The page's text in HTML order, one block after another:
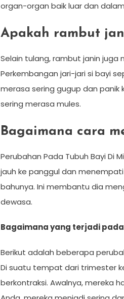
organ-organ baik luar dan
Apakah rambut
Selain tulang, rambut janin juga
Perkembangan jari-jari si bayi
merasa sering gugup dan panik
sering merasa mules.
Bagaimana cara
Perubahan Pada Tubuh Bayi Di
jauh ke panggul dan
bahunya. Ini membantu dia
dewasa.
Bagaimana yang terjadi
Berikut adalah beberapa
Di suatu tempat dari trimester
berkontraksi. Awalnya, mereka